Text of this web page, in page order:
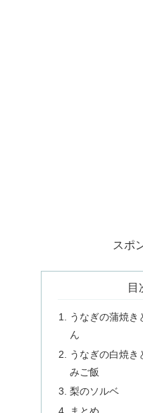
スポ
目
うなぎの蒲焼き
ん
うなぎの白焼き
みご飯
梨のソルベ